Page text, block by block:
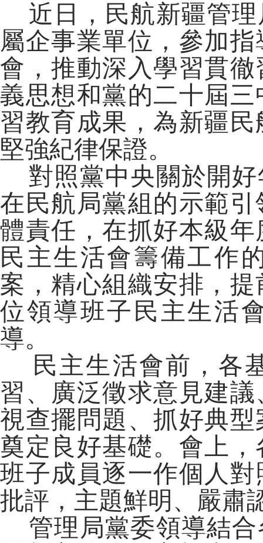
近日，民航新疆管理
屬企事業單位，參加
會，推動深入學習貫
義思想和黨的二十屆
習教育成果，為新疆
堅強紀律保證。
對照黨中央關於開好
在民航局黨組的示範
體責任，在抓好本級
民主生活會籌備工作
案，精心組織安排，
位領導班子民主生活
導。
民主生活會前，各
習、廣泛徵求意見建
視查擺問題、抓好典
奠定良好基礎。會上
班子成員逐一作個人
批評，主題鮮明、嚴肅
管理局黨委領導結合